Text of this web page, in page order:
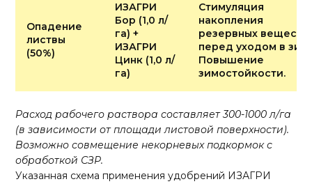
Опадение
листвы
(50%)
ИЗАГРИ
Бор (1,0 л/
га) +
ИЗАГРИ
Цинк (1,0 л/
га)
Стимуляция
накопления
резервных веществ
перед уходом в
Повышение
зимостойкости.
Расход рабочего раствора составляет 300-1000 л/га
(в зависимости от площади листовой поверхности).
Возможно совмещение некорневых подкормок с
обработкой СЗР.
Указанная схема применения удобрений ИЗАГРИ